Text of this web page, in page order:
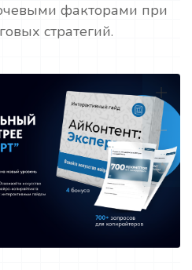
факторами при
стратегий.